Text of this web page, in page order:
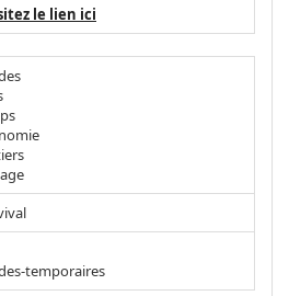
le lien ici
temporaires